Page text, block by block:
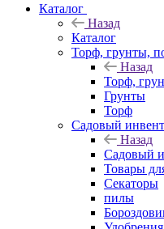
Каталог
Назад
Каталог
Торф, грунты,
Назад
Торф,
Грунты
Торф
Садовый
Назад
Садовый
Товары
Секаторы
пилы